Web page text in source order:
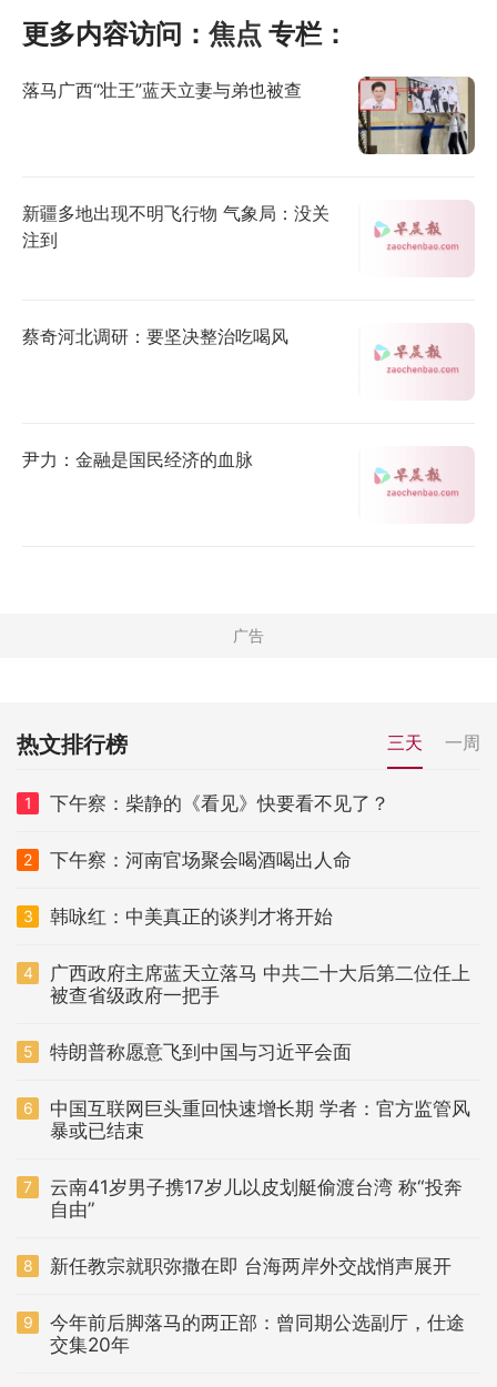
更多内容访问： 焦点 专栏：
落马广西“壮王”蓝天立妻与弟也被查
新疆多地出现不明飞行物 气象局：没关
注到
蔡奇河北调研：要坚决整治吃喝风
尹力：金融是国民经济的血脉
热文排行榜 三天 一周
1 下午察：柴静的《看见》快要看不见了？
2 下午察：河南官场聚会喝酒喝出人命
3 韩咏红：中美真正的谈判才将开始
4
广西政府主席蓝天立落马 中共二十大后第二位任上
被查省级政府一把手
5 特朗普称愿意飞到中国与习近平会面
6
中国互联网巨头重回快速增长期 学者：官方监管风
暴或已结束
7
云南41岁男子携17岁儿以皮划艇偷渡台湾 称“投奔
自由”
8 新任教宗就职弥撒在即 台海两岸外交战悄声展开
9
今年前后脚落马的两正部：曾同期公选副厅，仕途
交集20年